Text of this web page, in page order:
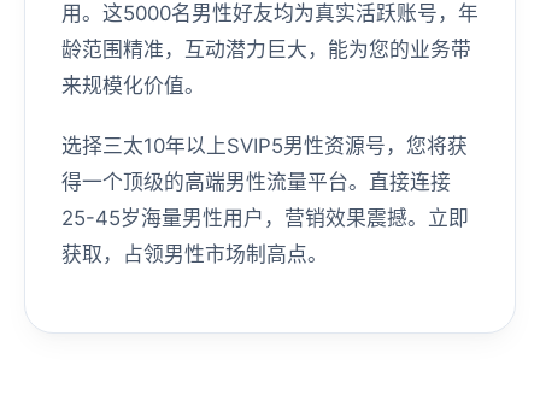
用。这5000名男性好友均为真实活跃账号，年
龄范围精准，互动潜力巨大，能为您的业务带
来规模化价值。
选择三太10年以上SVIP5男性资源号，您将获
得一个顶级的高端男性流量平台。直接连接
25-45岁海量男性用户，营销效果震撼。立即
获取，占领男性市场制高点。